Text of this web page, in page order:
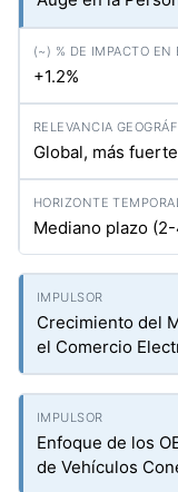
+1.2%
Global, más
Mediano plazo
Crecimiento del
el Comercio
Enfoque de los
de Vehículos